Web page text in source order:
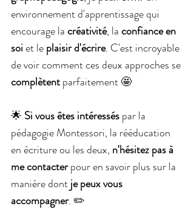
environnement d'apprentissage qui
encourage la créativité, la confiance en
soi et le plaisir d'écrire. C'est incroyable
de voir comment ces deux approches se
complètent parfaitement 🤩
🌟 Si vous êtes intéressés par la
pédagogie Montessori, la rééducation
en écriture ou les deux, n'hésitez pas à
me contacter pour en savoir plus sur la
manière dont je peux vous
accompagner. ✏️